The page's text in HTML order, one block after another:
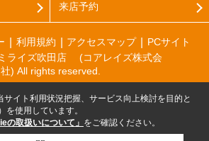
来店予約
利用規約 アクセスマップ
PCサイト
ライズ吹田店 (コアレイズ株式会
社) All rights reserved.
サイト利用状況把握、サービス向上検討を目的と
を使用しています。
の取扱いについて」 をご確認ください。